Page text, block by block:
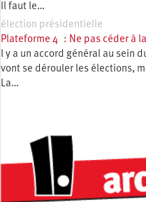
Il faut le…
élection présidentielle
Plateforme 4 : Ne pas céder à
l y a un accord général au sein
vont se dérouler les élections,
La…